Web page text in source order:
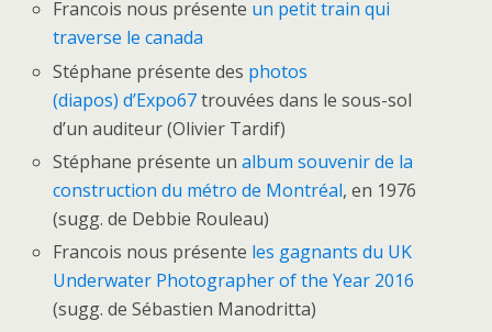
Francois nous présente un petit train qui
traverse le canada
Stéphane présente des photos
(diapos) d’Expo67trouvées dans le sous-sol
d’un auditeur (Olivier Tardif)
Stéphane présente unalbum souvenir de la
construction du métro de Montréal, en 1976
(sugg. de Debbie Rouleau)
Francois nous présente les gagnants du UK
Underwater Photographer of the Year 2016
(sugg. de Sébastien Manodritta)